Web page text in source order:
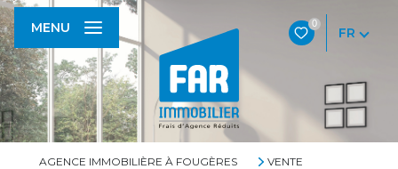
0
FR
MENU
AGENCE IMMOBILIÈRE À FOUGÈRES
VENTE